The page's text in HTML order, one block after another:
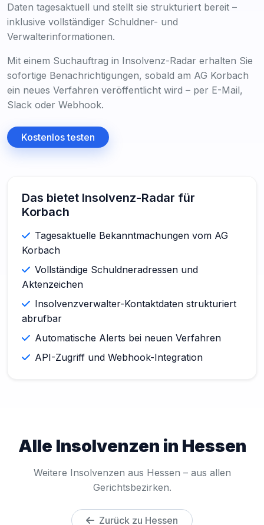
Daten tagesaktuell und stellt sie strukturiert bereit –
inklusive vollständiger Schuldner- und
Verwalterinformationen.
Mit einem Suchauftrag in Insolvenz-Radar erhalten Sie
sofortige Benachrichtigungen, sobald am AG Korbach
ein neues Verfahren veröffentlicht wird – per E-Mail,
Slack oder Webhook.
Kostenlos testen
Das bietet Insolvenz-Radar für
Korbach
Tagesaktuelle Bekanntmachungen vom AG
Korbach
Vollständige Schuldneradressen und
Aktenzeichen
Insolvenzverwalter-Kontaktdaten strukturiert
abrufbar
Automatische Alerts bei neuen Verfahren
API-Zugriff und Webhook-Integration
Alle Insolvenzen in Hessen
Weitere Insolvenzen aus Hessen – aus allen
Gerichtsbezirken.
Zurück zu Hessen